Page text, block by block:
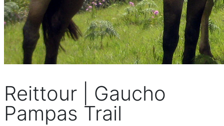
Reittour | Gaucho
Pampas Trail